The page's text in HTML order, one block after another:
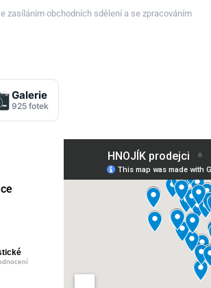
zasíláním obchodních sdělení a se zpracováním
Galerie
925 fotek